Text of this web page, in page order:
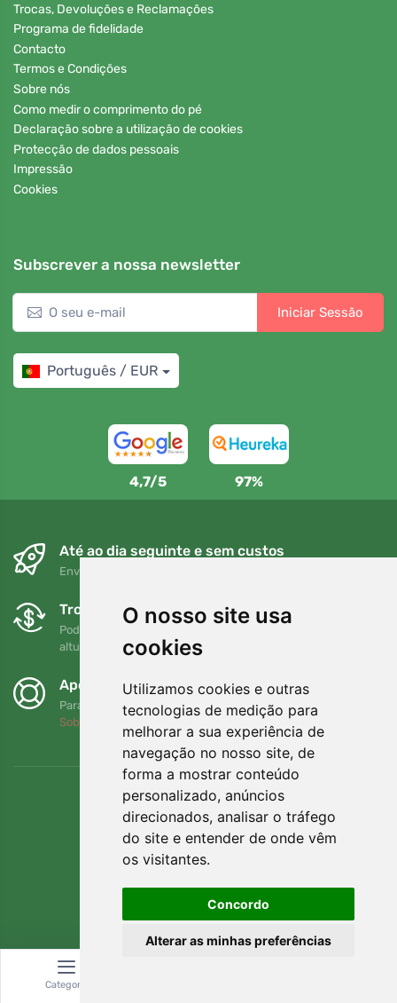
O nosso site usa
cookies
Utilizamos cookies e outras
tecnologias de medição para
melhorar a sua experiência de
navegação no nosso site, de
forma a mostrar conteúdo
personalizado, anúncios
direcionados, analisar o tráfego
do site e entender de onde vêm
os visitantes.
Concordo
Alterar as minhas preferências
Trocas, Devoluções e Reclamações
Programa de fidelidade
Contacto
Termos e Condições
Sobre nós
Como medir o comprimento do pé
Declaração sobre a utilização de cookies
Protecção de dados pessoais
Impressão
Cookies
Subscrever a nossa newsletter
Iniciar Sessão
Português / EUR
4,7/5 97%
Até ao dia seguinte e sem custos
Envio gratuito para encomendas superiores a 80 EUR
Trocas e devoluções gratuitas
Pode devolver ou trocar a sua encomenda em qualquer
altura no prazo de 90 dias
Apoiamos a Trees.org
Para cada encomenda plantamos uma árvore! Leia mais
Sobre nós
Categoria